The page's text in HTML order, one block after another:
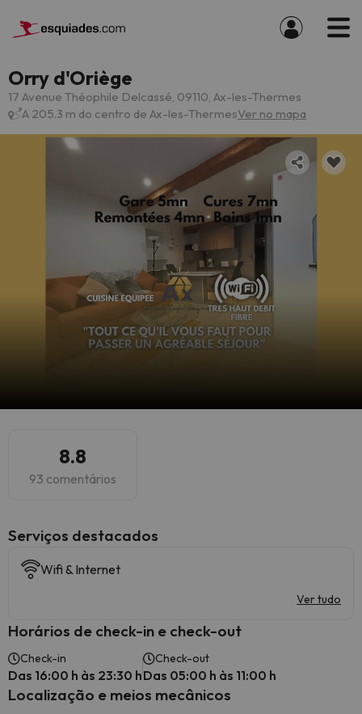
Orry d'Oriège
17 Avenue Théophile Delcassé, 09110, Ax-les-Thermes
A 205.3 m do centro de Ax-les-ThermesVer no mapa
8.8
93 comentários
Serviços destacados
Wifi & Internet
Ver tudo
Horários de check-in e check-out
Check-in
Das 16:00 h às 23:30 h
Check-out
Das 05:00 h às 11:00 h
Localização e meios mecânicos